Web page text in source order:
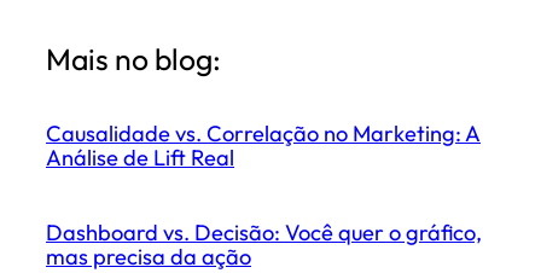
Mais no blog:
Causalidade vs. Correlação no Marketing: A
Análise de Lift Real
Dashboard vs. Decisão: Você quer o gráfico,
mas precisa da ação